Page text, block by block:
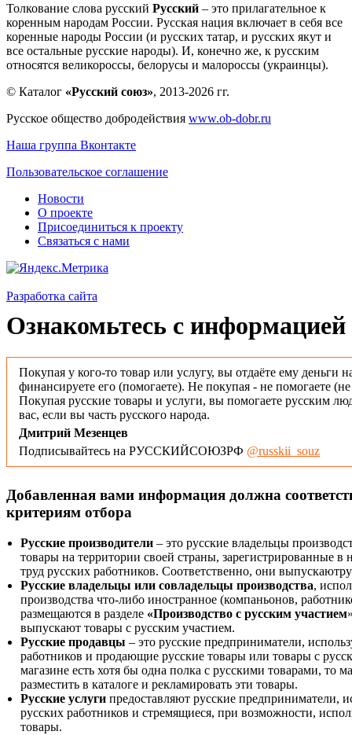
Толкование слова русский Русский – это прилагательное к
коренным народам России. Русская нация включает в себя все
коренные народы России (и русских татар, и русских якут и
все остальные русские народы). И, конечно же, к русским
относятся великороссы, белорусы и малороссы (украинцы).
© Каталог «Русский союз», 2013-2026 гг.
Русское общество добродействия www.ob-dobr.ru
Наша группа Вконтакте
Пользовательское соглашение
Новости
О проекте
Присоединиться к проекту
Связаться с нами
Разработка сайта
Ознакомьтесь с информацией
Покупая у кого-то товар или услугу, вы отдаёте ему деньги
финансируете его (помогаете). Не покупая - не помогаете
Покупая русские товары и услуги, вы помогаете русским
вас, если вы часть русского народа.
Дмитрий Мезенцев
Подписывайтесь на РУССКИЙСОЮЗРФ @russkii_souz
Добавленная вами информация должна
критериям отбора
Русские производители – это русские владельцы
товары на территории своей страны, зарегистрированные
труд русских работников. Соответственно, они
Русские владельцы или совладельцы производства,
производства что-либо иностранное (компаньонов,
размещаются в разделе «Производство с русским участием
выпускают товары с русским участием.
Русские продавцы – это русские предприниматели,
работников и продающие русские товары или товары с
магазине есть хотя бы одна полка с русскими товарами, то
разместить в каталоге и рекламировать эти товары.
Русские услуги предоставляют русские предприниматели,
русских работников и стремящиеся, при возможности,
товары.